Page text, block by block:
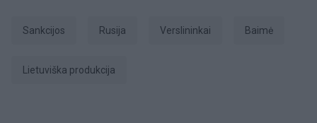
sankcijos Rusija Verslininkai baimė
lietuviška produkcija